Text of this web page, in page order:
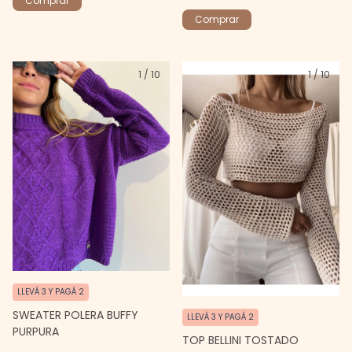
Comprar
1 / 10
SWEATER POLERA BUFFY
PURPURA
LLEVÁ 3 Y PAGÁ 2
1/10
TOP BELLINI TOSTADO
LLEVÁ 3 Y PAGÁ 2